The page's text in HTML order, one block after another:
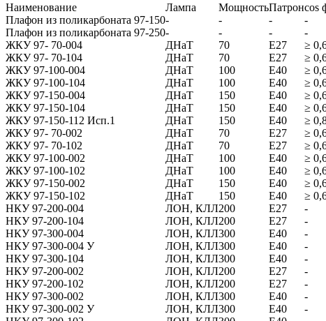
Наименование Лампа МощностьПатронcos
Плафон из поликарбоната 97-150- - - -
Плафон из поликарбоната 97-250- - - -
ЖКУ 97- 70-004
ДНаТ 70 Е27 ≥
ЖКУ 97- 70-104
ДНаТ 70 Е27 ≥
ЖКУ 97-100-004
ДНаТ 100 Е40 ≥
ЖКУ 97-100-104
ДНаТ 100 Е40 ≥
ЖКУ 97-150-004
ДНаТ 150 Е40 ≥
ЖКУ 97-150-104
ДНаТ 150 Е40 ≥
ЖКУ 97-150-112 Исп.1
ДНаТ 150 Е40 ≥
ЖКУ 97- 70-002
ДНаТ 70 Е27 ≥
ЖКУ 97- 70-102
ДНаТ 70 Е27 ≥
ЖКУ 97-100-002
ДНаТ 100 Е40 ≥
ЖКУ 97-100-102
ДНаТ 100 Е40 ≥
ЖКУ 97-150-002
ДНаТ 150 Е40 ≥
ЖКУ 97-150-102
ДНаТ 150 Е40 ≥
НКУ 97-200-004
ЛОН, КЛЛ200 Е27 -
НКУ 97-200-104
ЛОН, КЛЛ200 Е27 -
НКУ 97-300-004
ЛОН, КЛЛ300 Е40 -
НКУ 97-300-004 У
ЛОН, КЛЛ300 Е40 -
НКУ 97-300-104
ЛОН, КЛЛ300 Е40 -
НКУ 97-200-002
ЛОН, КЛЛ200 Е27 -
НКУ 97-200-102
ЛОН, КЛЛ200 Е27 -
НКУ 97-300-002
ЛОН, КЛЛ300 Е40 -
НКУ 97-300-002 У
ЛОН, КЛЛ300 Е40 -